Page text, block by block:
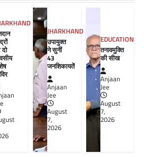
JHARKHAND
उपायुक्त
ने सुनीं
43
जनशिकायतें
Anjaan
Jee
August
7,
2026
EDUCATION
तनावमुक्ति
की सीख
Anjaan
Jee
August
7,
2026